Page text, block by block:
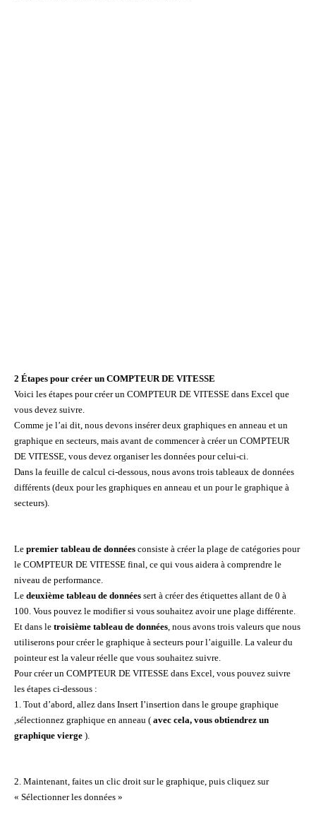
2 Étapes pour créer un COMPTEUR DE VITESSE
Voici les étapes pour créer un COMPTEUR DE VITESSE dans Excel que
vous devez suivre.
Comme je l’ai dit, nous devons insérer deux graphiques en anneau et un
graphique en secteurs, mais avant de commencer à créer un COMPTEUR
DE VITESSE, vous devez organiser les données pour celui-ci.
Dans la feuille de calcul ci-dessous, nous avons trois tableaux de données
différents (deux pour les graphiques en anneau et un pour le graphique à
secteurs).
Le premier tableau de données consiste à créer la plage de catégories pour
le COMPTEUR DE VITESSE final, ce qui vous aidera à comprendre le
niveau de performance.
Le deuxième tableau de données sert à créer des étiquettes allant de 0 à
100. Vous pouvez le modifier si vous souhaitez avoir une plage différente.
Et dans le troisième tableau de données, nous avons trois valeurs que nous
utiliserons pour créer le graphique à secteurs pour l’aiguille. La valeur du
pointeur est la valeur réelle que vous souhaitez suivre.
Pour créer un COMPTEUR DE VITESSE dans Excel, vous pouvez suivre
les étapes ci-dessous :
1. Tout d’abord, allez dans Insert I’insertion dans le groupe graphique
,sélectionnez graphique en anneau ( avec cela, vous obtiendrez un
graphique vierge ).
2. Maintenant, faites un clic droit sur le graphique, puis cliquez sur
« Sélectionner les données »